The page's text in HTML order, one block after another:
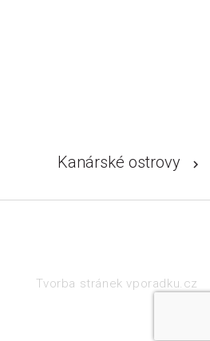
Kanárské ostrovy
Tvorba stránek vporadku.cz